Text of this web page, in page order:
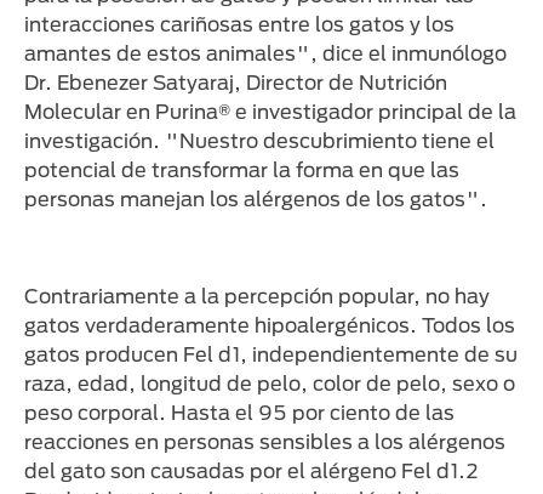
interacciones cariñosas entre los gatos y los
amantes de estos animales", dice el inmunólogo
Dr. Ebenezer Satyaraj, Director de Nutrición
Molecular en Purina® e investigador principal de la
investigación. "Nuestro descubrimiento tiene el
potencial de transformar la forma en que las
personas manejan los alérgenos de los gatos".
Contrariamente a la percepción popular, no hay
gatos verdaderamente hipoalergénicos. Todos los
gatos producen Fel d1, independientemente de su
raza, edad, longitud de pelo, color de pelo, sexo o
peso corporal. Hasta el 95 por ciento de las
reacciones en personas sensibles a los alérgenos
del gato son causadas por el alérgeno Fel d1.2